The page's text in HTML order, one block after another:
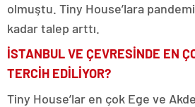
olmuştu. Tiny House’lara
kadar talep arttı.
İSTANBUL VE ÇEVRESİNDE EN
TERCİH EDİLİYOR?
Tiny House’lar en çok Ege ve